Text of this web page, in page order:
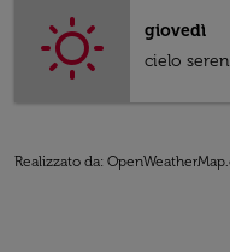
giovedì
cielo
Realizzato da: